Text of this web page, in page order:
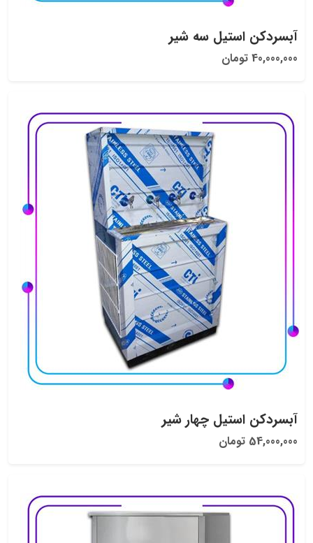
آبسردکن استیل سه شیر
40,000,000 تومان
آبسردکن استیل چهار شیر
54,000,000 تومان